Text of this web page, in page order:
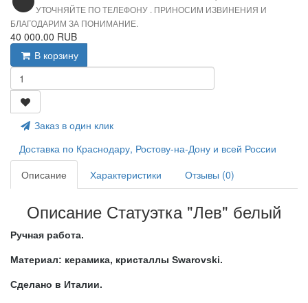
УТОЧНЯЙТЕ ПО ТЕЛЕФОНУ . ПРИНОСИМ ИЗВИНЕНИЯ И
БЛАГОДАРИМ ЗА ПОНИМАНИЕ.
40 000.00 RUB
В корзину
Заказ в один клик
Доставка по Краснодару, Ростову-на-Дону и всей России
Описание
Характеристики Отзывы (0)
Описание Статуэтка "Лев" белый
Ручная работа.
Материал: керамика, кристаллы Swarovski.
Сделано в Италии.